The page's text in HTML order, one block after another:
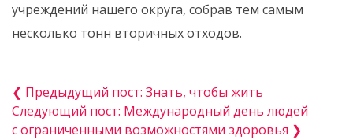
учреждений нашего округа, собрав тем самым
несколько тонн вторичных отходов.
❮ Предыдущий пост: Знать, чтобы жить
Следующий пост: Международный день людей
с ограниченными возможностями здоровья ❯